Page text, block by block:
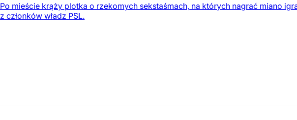
Po mieście krąży plotka o rzekomych sekstaśmach, na których nagrać miano
z członków władz PSL.